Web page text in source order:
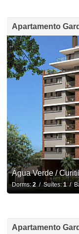
Apartamento
Água Verde /
Dorms:2/ Suítes:1/
Apartamento